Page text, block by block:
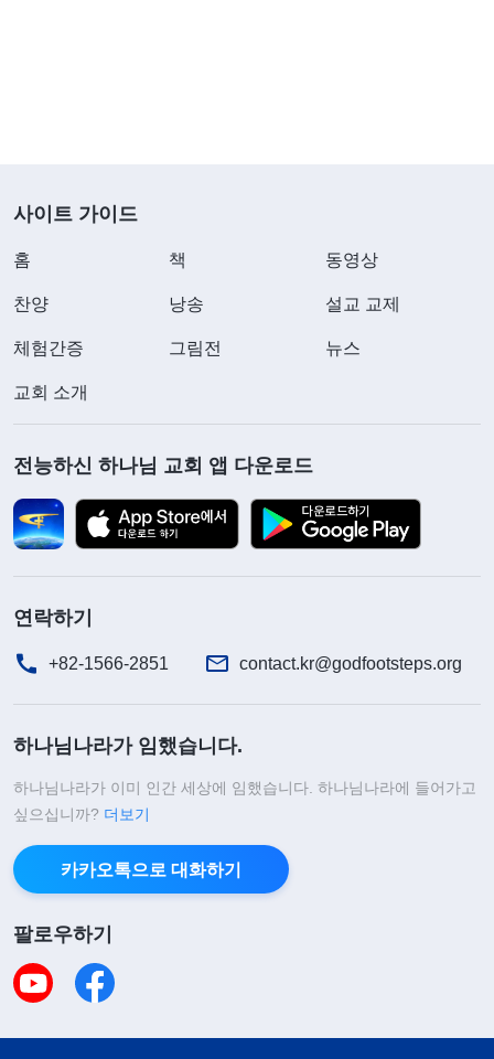
사이트 가이드
홈 책 동영상
찬양 낭송 설교 교제
체험간증 그림전 뉴스
교회 소개
전능하신 하나님 교회 앱 다운로드
연락하기
+82-1566-2851 contact.kr@godfootsteps.org
하나님나라가 임했습니다.
하나님나라가 이미 인간 세상에 임했습니다. 하나님나라에 들어가고
싶으십니까? 더보기
카카오톡으로 대화하기
팔로우하기